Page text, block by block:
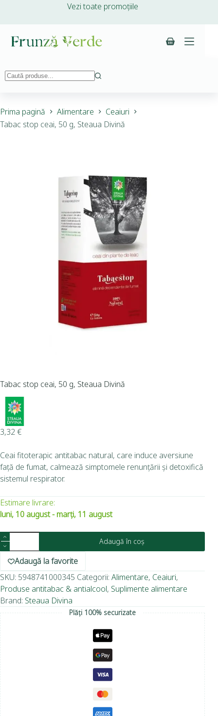
Vezi toate promoțiile
Prima pagină Alimentare
Ceaiuri
Tabac stop ceai, 50 g, Steaua Divină
Tabac stop ceai, 50 g, Steaua Divină
3,32€
Ceai fitoterapic antitabac natural, care induce aversiune
față de fumat, calmează simptomele renunțării și detoxifică
sistemul respirator.
Estimare livrare:
luni, 10 august - marți, 11 august
Adaugă în coș
Adaugă la favorite
SKU: 5948741000345 Categorii: Alimentare, Ceaiuri,
Produse antitabac & antialcool, Suplimente alimentare
Brand: Steaua Divina
Plăți 100% securizate